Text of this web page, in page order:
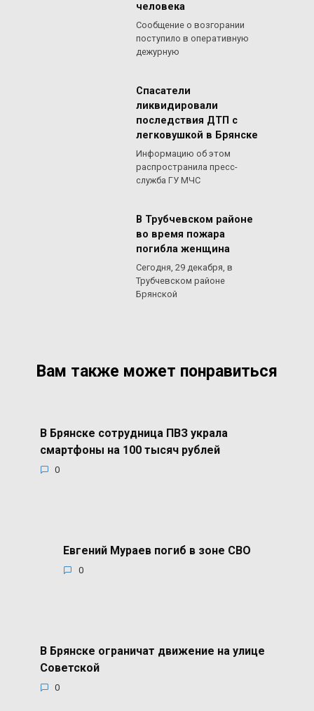
человека
Сообщение о возгорании
поступило в оперативную
дежурную
Спасатели
ликвидировали
последствия ДТП с
легковушкой в Брянске
Информацию об этом
распространила пресс-
служба ГУ МЧС
В Трубчевском районе
во время пожара
погибла женщина
Сегодня, 29 декабря, в
Трубчевском районе
Брянской
Вам также может понравиться
В Брянске сотрудница ПВЗ украла
смартфоны на 100 тысяч рублей
0
Евгений Мураев погиб в зоне СВО
0
В Брянске ограничат движение на улице
Советской
0